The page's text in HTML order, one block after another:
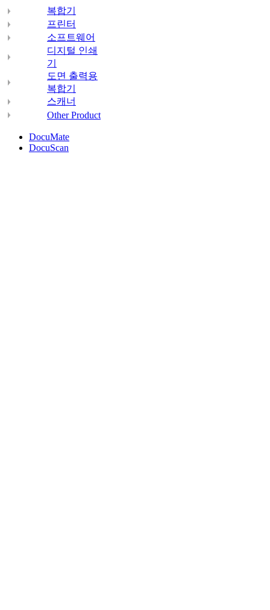
복합기
프린터
소프트웨어
디지털 인쇄
기
도면 출력용
복합기
스캐너
Other Product
DocuMate
DocuScan